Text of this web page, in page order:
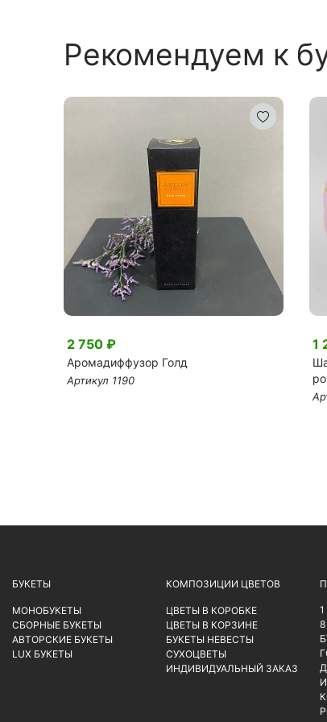
Рекомендуем к
2 750 ₽
Аромадиффузор Голд
Артикул 1190
1
БУКЕТЫ
МОНОБУКЕТЫ
СБОРНЫЕ БУКЕТЫ
АВТОРСКИЕ БУКЕТЫ
LUX БУКЕТЫ
КОМПОЗИЦИИ ЦВЕТОВ
ЦВЕТЫ В КОРОБКЕ
ЦВЕТЫ В КОРЗИНЕ
БУКЕТЫ НЕВЕСТЫ
СУХОЦВЕТЫ
ИНДИВИДУАЛЬНЫЙ ЗАКАЗ